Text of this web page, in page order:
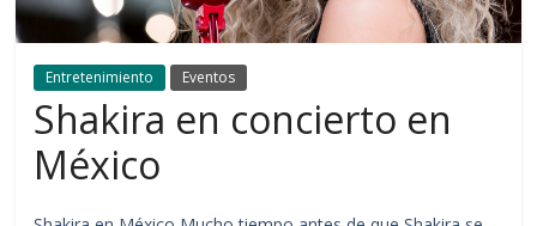
Entretenimiento Eventos
Shakira en concierto en
México